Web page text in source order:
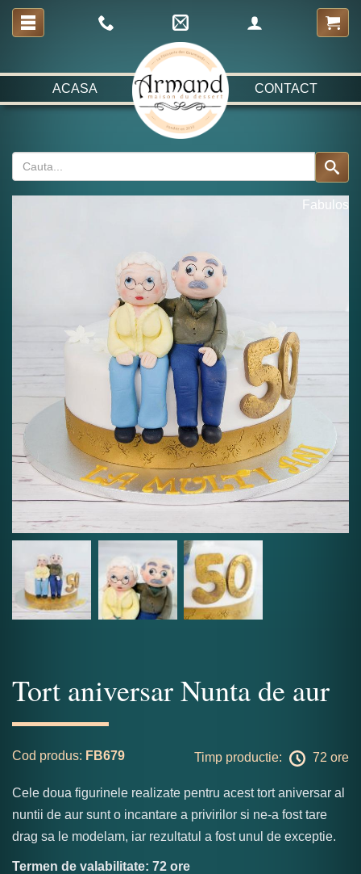
ACASA CONTACT
Fabulos
Tort aniversar Nunta de aur
Cod produs: FB679 Timp productie: 72 ore
Cele doua figurinele realizate pentru acest tort aniversar al
nuntii de aur sunt o incantare a privirilor si ne-a fost tare
drag sa le modelam, iar rezultatul a fost unul de exceptie.
Termen de valabilitate: 72 ore